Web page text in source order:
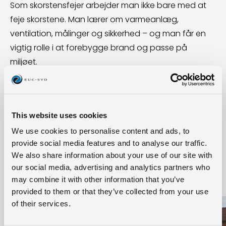
This website uses cookies
We use cookies to personalise content and ads, to
provide social media features and to analyse our traffic.
We also share information about your use of our site with
our social media, advertising and analytics partners who
may combine it with other information that you’ve
provided to them or that they’ve collected from your use
of their services.
Som skorstensfejer arbejder man ikke bare med at
feje skorstene. Man lærer om varmeanlæg,
ventilation, målinger og sikkerhed – og man får en
vigtig rolle i at forebygge brand og passe på
miljøet.
Videoen giver et indblik i både undervisningen,
Se videoen underSkorstensfejeruddannelsen
mød Emil.
Hold dig opdateret
Læs mere om Sommerferie på EUC Syd